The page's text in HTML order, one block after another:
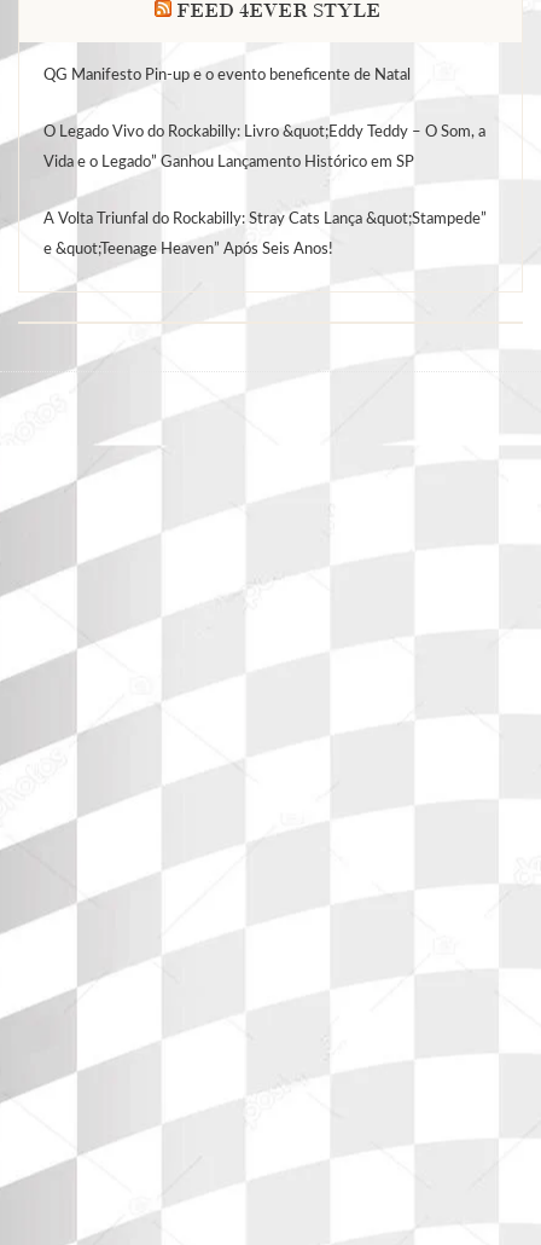
FEED 4EVER STYLE
QG Manifesto Pin-up e o evento beneficente de Natal
O Legado Vivo do Rockabilly: Livro &quot;Eddy Teddy – O Som, a
Vida e o Legado” Ganhou Lançamento Histórico em SP
A Volta Triunfal do Rockabilly: Stray Cats Lança &quot;Stampede”
e &quot;Teenage Heaven” Após Seis Anos!